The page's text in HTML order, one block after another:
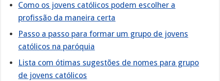
Como os jovens católicos podem escolher a
profissão da maneira certa
Passo a passo para formar um grupo de jovens
católicos na paróquia
Lista com ótimas sugestões de nomes para grupo
de jovens católicos